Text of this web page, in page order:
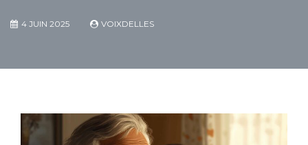
4 JUIN 2025 VOIXDELLES